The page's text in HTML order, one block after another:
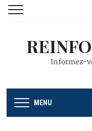
Informez-
MENU